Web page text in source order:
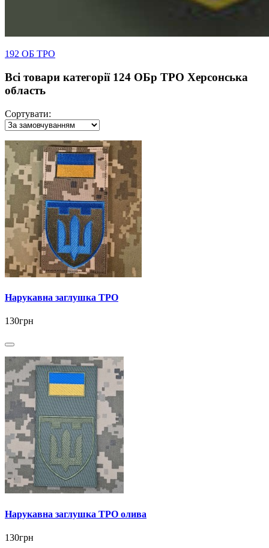
192 ОБ ТРО
Всі товари категорії 124 ОБр ТРО Херсонська
область
Сортувати:
Нарукавна заглушка ТРО
130грн
Нарукавна заглушка ТРО олива
130грн